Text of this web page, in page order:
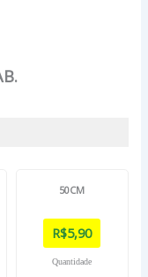
50CM
R$5,90
Quantidade